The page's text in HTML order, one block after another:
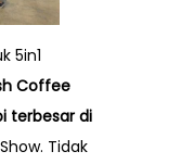
5in1
Coffee
terbesar di
. Tidak